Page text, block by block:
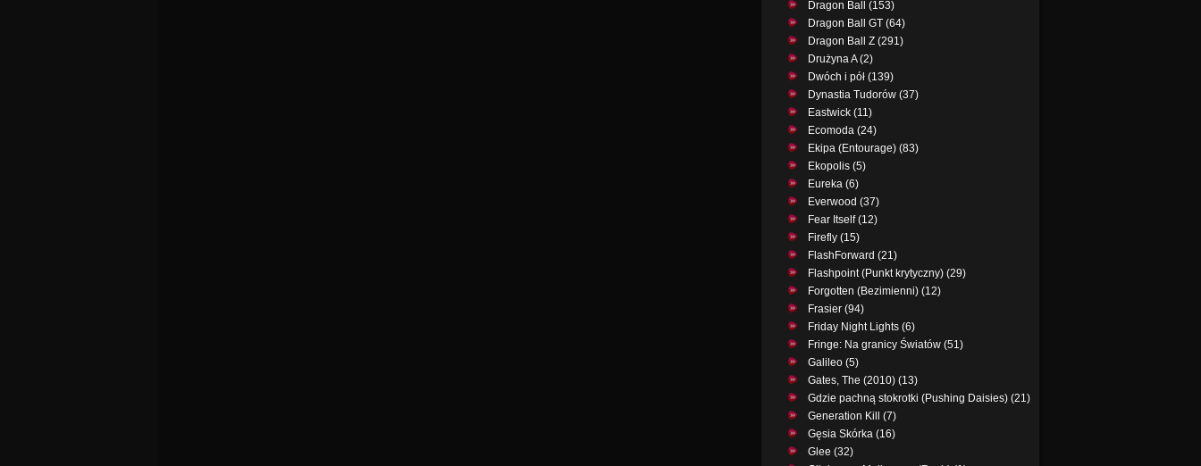
Dragon Ball (153)
Dragon Ball GT (64)
Dragon Ball Z (291)
Drużyna A (2)
Dwóch i pół (139)
Dynastia Tudorów (37)
Eastwick (11)
Ecomoda (24)
Ekipa (Entourage) (83)
Ekopolis (5)
Eureka (6)
Everwood (37)
Fear Itself (12)
Firefly (15)
FlashForward (21)
Flashpoint (Punkt krytyczny) (29)
Forgotten (Bezimienni) (12)
Frasier (94)
Friday Night Lights (6)
Fringe: Na granicy Światów (51)
Galileo (5)
Gates, The (2010) (13)
Gdzie pachną stokrotki (Pushing Daisies) (21)
Generation Kill (7)
Gęsia Skórka (16)
Glee (32)